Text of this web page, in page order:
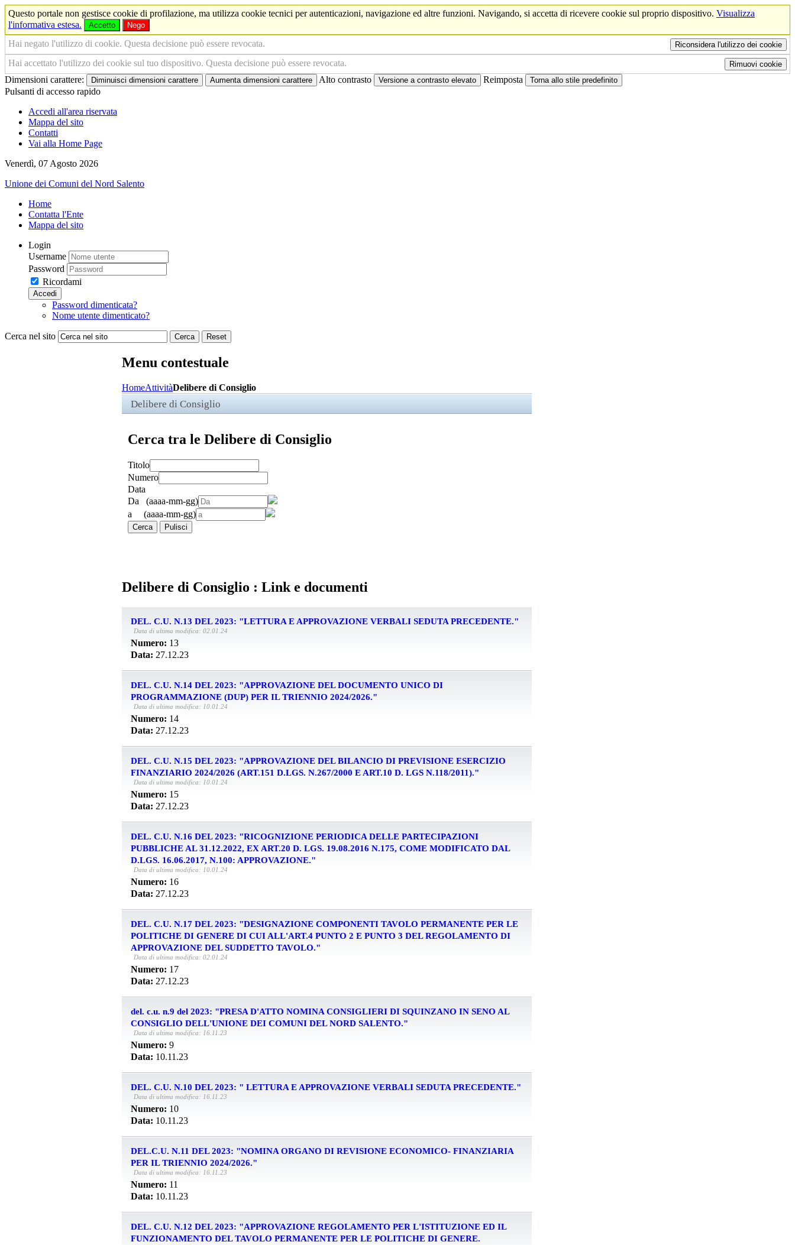
Questo portale non gestisce cookie di profilazione, ma utilizza cookie tecnici per autenticazioni, navigazione ed altre funzioni. Navigando, si accetta di ricevere cookie sul proprio dispositivo. Visualizza
l'informativa estesa.
Accetto Nego
Hai negato l'utilizzo di cookie. Questa decisione può essere revocata. Riconsidera l'utilizzo dei cookie
Hai accettato l'utilizzo dei cookie sul tuo dispositivo. Questa decisione può essere revocata. Rimuovi cookie
Dimensioni carattere: Diminuisci dimensioni carattere Aumenta dimensioni carattere Alto contrasto Versione a contrasto elevato Reimposta Torna allo stile predefinito
Pulsanti di accesso rapido
Accedi all'area riservata
Mappa del sito
Contatti
Vai alla Home Page
Venerdì, 07 Agosto 2026
Unione dei Comuni del Nord Salento
Home
Contatta l'Ente
Mappa del sito
Login
Username
Password
Ricordami
Accedi
Password dimenticata?
Nome utente dimenticato?
Cerca nel sito Cerca Reset
Menu contestuale
HomeAttivitàDelibere di Consiglio
Delibere di Consiglio
Cerca tra le Delibere di Consiglio
Titolo
Numero
Data
Da (aaaa-mm-gg)
a (aaaa-mm-gg)
Cerca Pulisci
Delibere di Consiglio : Link e documenti
DEL. C.U. N.13 DEL 2023: "LETTURA E APPROVAZIONE VERBALI SEDUTA PRECEDENTE."
Data di ultima modifica: 02.01.24
Numero: 13
Data: 27.12.23
DEL. C.U. N.14 DEL 2023: "APPROVAZIONE DEL DOCUMENTO UNICO DI
PROGRAMMAZIONE (DUP) PER IL TRIENNIO 2024/2026."
Data di ultima modifica: 10.01.24
Numero: 14
Data: 27.12.23
DEL. C.U. N.15 DEL 2023: "APPROVAZIONE DEL BILANCIO DI PREVISIONE ESERCIZIO
FINANZIARIO 2024/2026 (ART.151 D.LGS. N.267/2000 E ART.10 D. LGS N.118/2011)."
Data di ultima modifica: 10.01.24
Numero: 15
Data: 27.12.23
DEL. C.U. N.16 DEL 2023: "RICOGNIZIONE PERIODICA DELLE PARTECIPAZIONI
PUBBLICHE AL 31.12.2022, EX ART.20 D. LGS. 19.08.2016 N.175, COME MODIFICATO DAL
D.LGS. 16.06.2017, N.100: APPROVAZIONE."
Data di ultima modifica: 10.01.24
Numero: 16
Data: 27.12.23
DEL. C.U. N.17 DEL 2023: "DESIGNAZIONE COMPONENTI TAVOLO PERMANENTE PER LE
POLITICHE DI GENERE DI CUI ALL'ART.4 PUNTO 2 E PUNTO 3 DEL REGOLAMENTO DI
APPROVAZIONE DEL SUDDETTO TAVOLO."
Data di ultima modifica: 02.01.24
Numero: 17
Data: 27.12.23
del. c.u. n.9 del 2023: "PRESA D'ATTO NOMINA CONSIGLIERI DI SQUINZANO IN SENO AL
CONSIGLIO DELL'UNIONE DEI COMUNI DEL NORD SALENTO."
Data di ultima modifica: 16.11.23
Numero: 9
Data: 10.11.23
DEL. C.U. N.10 DEL 2023: " LETTURA E APPROVAZIONE VERBALI SEDUTA PRECEDENTE."
Data di ultima modifica: 16.11.23
Numero: 10
Data: 10.11.23
DEL.C.U. N.11 DEL 2023: "NOMINA ORGANO DI REVISIONE ECONOMICO- FINANZIARIA
PER IL TRIENNIO 2024/2026."
Data di ultima modifica: 16.11.23
Numero: 11
Data: 10.11.23
DEL. C.U. N.12 DEL 2023: "APPROVAZIONE REGOLAMENTO PER L'ISTITUZIONE ED IL
FUNZIONAMENTO DEL TAVOLO PERMANENTE PER LE POLITICHE DI GENERE.